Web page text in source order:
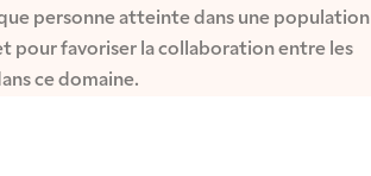
personne atteinte dans une population
pour favoriser la collaboration entre les
ce domaine.